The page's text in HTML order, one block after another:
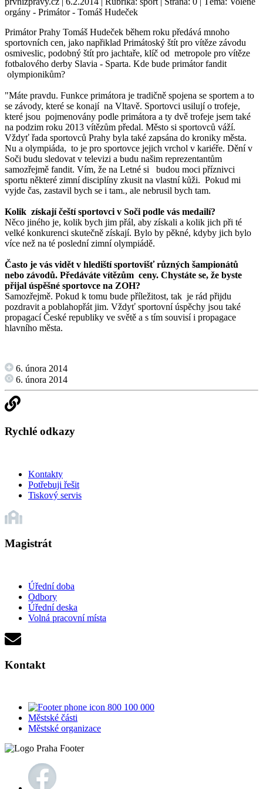
orgány - Primátor - Tomáš Hudeček
Primátor Prahy Tomáš Hudeček během roku předává mnoho
sportovních cen, jako napřiklad Primátoský štít pro vítěze závodu
osmiveslic, podobný štít pro jachtaře, klíč od metropole pro vítěze
fotbalového derby Slavia - Sparta. Kde bude primátor fandit
olympionikům?
"Máte pravdu. Funkce primátora je tradičně spojena se sportem a to
se závody, které se konají na Vltavě. Sportovci usilují o trofeje,
které jsou pojmenovány podle primátora a ty dvě trofeje jsem také
na podzim roku 2013 vítězům předal. Město si sportovců váží.
Vždyť řada sportovců Prahy byla také zapsána do kroniky města.
Nu a olympiáda, to je pro sportovce jejich vrchol v kariéře. Dění v
Soči budu sledovat v televizi a budu našim reprezentantům
samozřejmě fandit. Vím, že na Letné si budou moci příznivci
sportu některé zimní disciplíny zkusit na vlastní kůži. Pokud mi
vyjde čas, zastavil bych se i tam., ale nebrusil bych tam.
Kolik získají čeští sportovci v Soči podle vás medailí?
Něco jiného je, kolik bych jim přál, aby získali a kolik jich při té
velké konkurenci skutečně získají. Bylo by pěkné, kdyby jich bylo
více než na té poslední zimní olympiádě.
Často je vás vidět v hlediští sportovišť různých šampionátů
nebo závodů. Předáváte vítězům ceny. Chystáte se, že byste
přijal úspěšné sportovce na ZOH?
Samozřejmě. Pokud k tomu bude příležitost, tak je rád přijdu
pozdravit a poblahopřát jim. Vždyť sportovní úspěchy jsou také
propagací České republiky ve světě a s tím souvisí i propagace
hlavního města.
6. února 2014
6. února 2014
Rychlé odkazy
Kontakty
Potřebuji řešit
Tiskový servis
Magistrát
Úřední doba
Odbory
Úřední deska
Volná pracovní místa
Kontakt
800 100 000
Městské části
Městské organizace